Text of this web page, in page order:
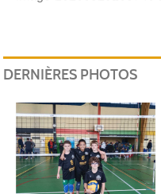
DERNIÈRES PHOTOS